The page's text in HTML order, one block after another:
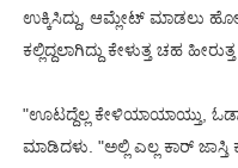
ಉಕ್ಕಿಸಿದ್ದು, ಆಮ್ಲೇಟ್ ಮಾಡಲು
ಕಲ್ಲಿದ್ದಲಾಗಿದ್ದು ಕೇಳುತ್ತ ಚಹ ಹೀರುತ್ತ
"ಊಟದ್ದೆಲ್ಲ ಕೇಳಿಯಾಯಾಯ್ತು,
ಮಾಡಿದಳು. "ಅಲ್ಲಿ ಎಲ್ಲ ಕಾರ್‍ ಜಾಸ್ತಿ